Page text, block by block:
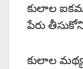
కులాల
పేరు
కులాల